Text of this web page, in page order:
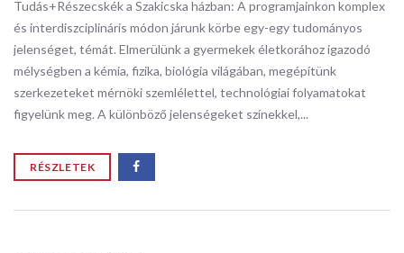
Tudás+Részecskék a Szakicska házban: ​A programjainkon komplex
és interdiszciplináris módon járunk körbe egy-egy tudományos
jelenséget, témát. Elmerülünk a gyermekek életkorához igazodó
mélységben a kémia, fizika, biológia világában, megépítünk
szerkezeteket mérnöki szemlélettel, technológiai folyamatokat
figyelünk meg. A különböző jelenségeket színekkel,...
RÉSZLETEK